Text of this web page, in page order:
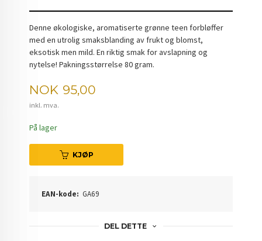
Denne økologiske, aromatiserte grønne teen forbløffer
med en utrolig smaksblanding av frukt og blomst,
eksotisk men mild. En riktig smak for avslapning og
nytelse! Pakningsstørrelse 80 gram.
Pris
NOK 95,00
inkl. mva.
På lager
KJØP
EAN-kode: GA69
DEL DETTE